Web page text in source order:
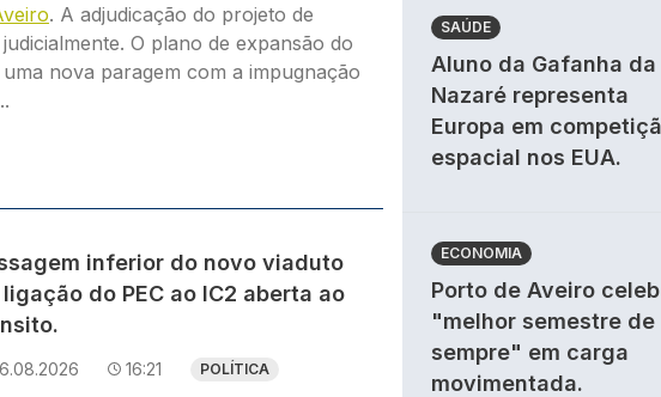
. A adjudicação do projeto de
O plano de expansão do
nova paragem com a impugnação
inferior do novo viaduto
do PEC ao IC2 aberta ao
16:21 POLÍTICA
SAÚDE
Aluno da Gafanha da
Nazaré representa
Europa em
espacial nos EUA.
ECONOMIA
Porto de Aveiro
"melhor semestre de
sempre" em carga
movimentada.